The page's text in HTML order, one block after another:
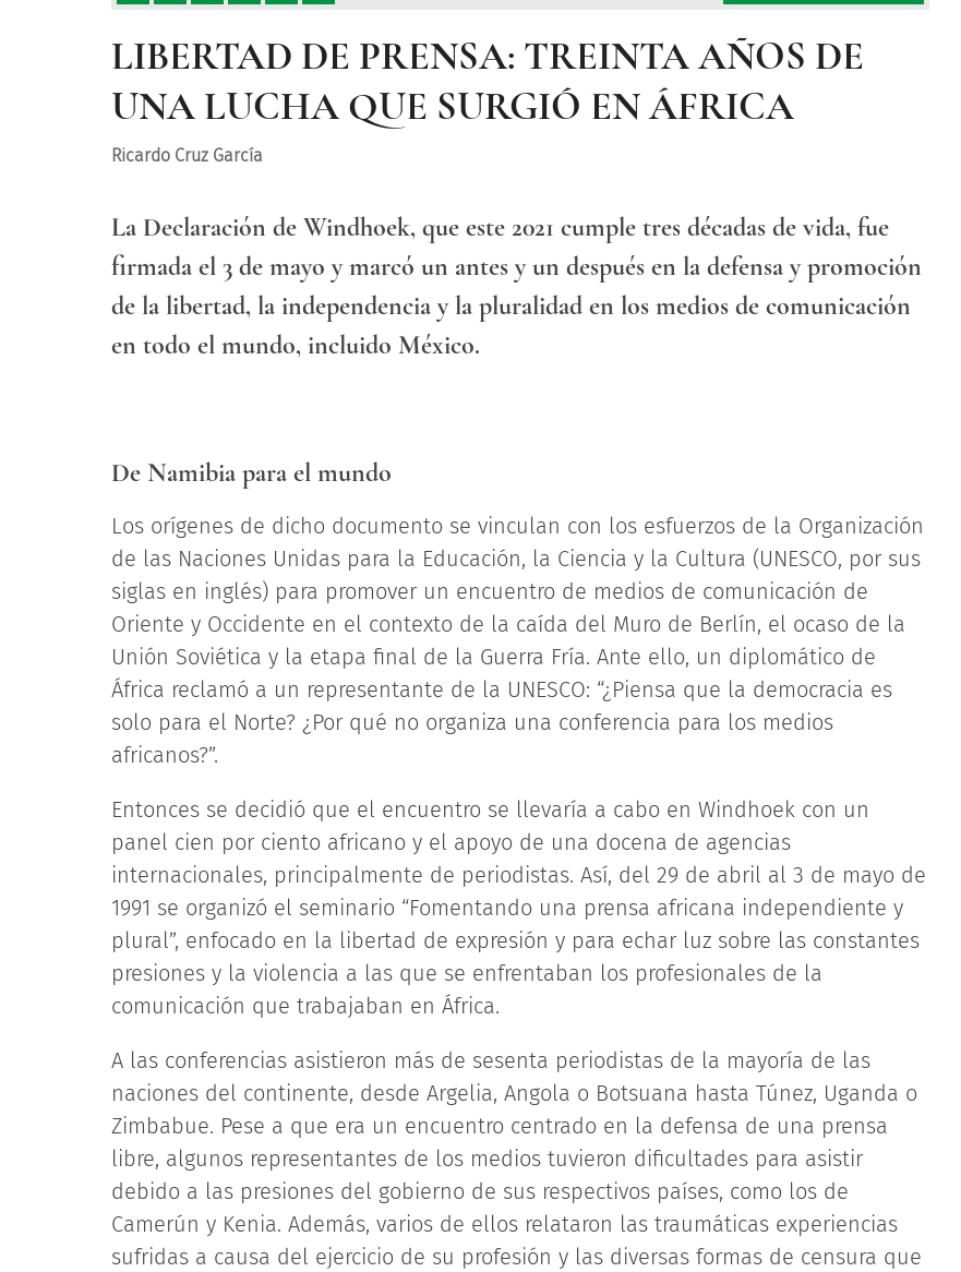
LIBERTAD DE PRENSA: TREINTA AÑOS DE
UNA LUCHA QUE SURGIÓ EN ÁFRICA
Ricardo Cruz García
La Declaración de Windhoek, que este 2021 cumple tres décadas de vida, fue
firmada el 3 de mayo y marcó un antes y un después en la defensa y promoción
de la libertad, la independencia y la pluralidad en los medios de comunicación
en todo el mundo, incluido México.
De Namibia para el mundo
Los orígenes de dicho documento se vinculan con los esfuerzos de la Organización
de las Naciones Unidas para la Educación, la Ciencia y la Cultura (UNESCO, por sus
siglas en inglés) para promover un encuentro de medios de comunicación de
Oriente y Occidente en el contexto de la caída del Muro de Berlín, el ocaso de la
Unión Soviética y la etapa final de la Guerra Fría. Ante ello, un diplomático de
África reclamó a un representante de la UNESCO: “¿Piensa que la democracia es
solo para el Norte? ¿Por qué no organiza una conferencia para los medios
africanos?”.
Entonces se decidió que el encuentro se llevaría a cabo en Windhoek con un
panel cien por ciento africano y el apoyo de una docena de agencias
internacionales, principalmente de periodistas. Así, del 29 de abril al 3 de mayo de
1991 se organizó el seminario “Fomentando una prensa africana independiente y
plural”, enfocado en la libertad de expresión y para echar luz sobre las constantes
presiones y la violencia a las que se enfrentaban los profesionales de la
comunicación que trabajaban en África.
A las conferencias asistieron más de sesenta periodistas de la mayoría de las
naciones del continente, desde Argelia, Angola o Botsuana hasta Túnez, Uganda o
Zimbabue. Pese a que era un encuentro centrado en la defensa de una prensa
libre, algunos representantes de los medios tuvieron dificultades para asistir
debido a las presiones del gobierno de sus respectivos países, como los de
Camerún y Kenia. Además, varios de ellos relataron las traumáticas experiencias
sufridas a causa del ejercicio de su profesión y las diversas formas de censura que